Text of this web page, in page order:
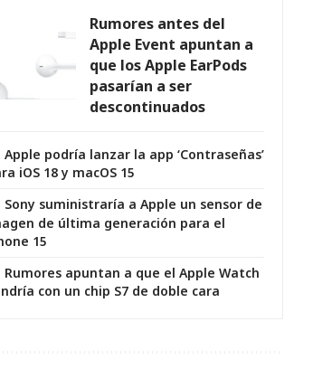
Rumores antes del
Apple Event apuntan a
que los Apple EarPods
pasarían a ser
descontinuados
Apple podría lanzar la app ‘Contraseñas’
iOS 18 y macOS 15
Sony suministraría a Apple un sensor de
de última generación para el
15
Rumores apuntan a que el Apple Watch
con un chip S7 de doble cara